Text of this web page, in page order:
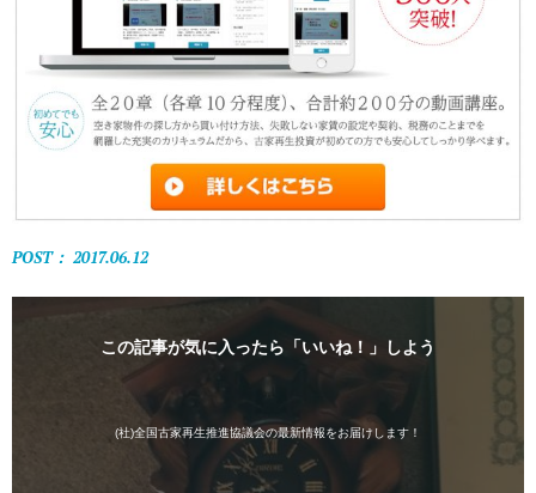
POST： 2017.06.12
この記事が気に入ったら「いいね！」しよう
(社)全国古家再生推進協議会の最新情報をお届けします！